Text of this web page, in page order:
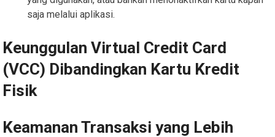
saja melalui aplikasi.
Keunggulan Virtual Credit Card
(VCC) Dibandingkan Kartu Kredit
Fisik
Keamanan Transaksi yang Lebih